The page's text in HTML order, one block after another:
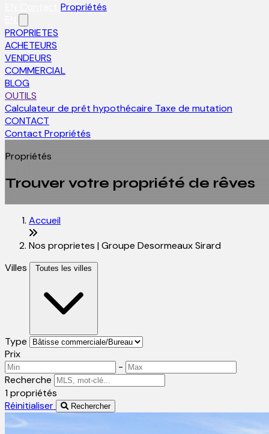
Propriétés
PROPRIETES
ACHETEURS
VENDEURS
COMMERCIAL
BLOG
OUTILS
Calculateur de prêt hypothécaire Taxe de mutation
CONTACT
Contact Propriétés
Propriétés
Trouver votre propriété de rêves
Accueil
Nos proprietes | Groupe Desormeaux Sirard
Villes
Toutes les villes
Type
Prix
-
Recherche
1 propriétés
Réinitialiser
Rechercher